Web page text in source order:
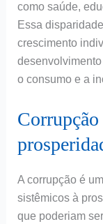
como saúde,
Essa
crescimento
o consumo e a
A corrupção é
sistêmicos à
que poderiam